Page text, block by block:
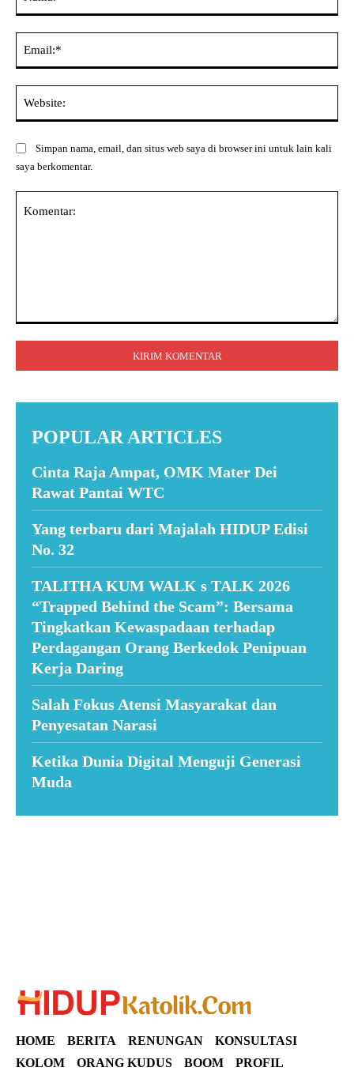
Simpan nama, email, dan situs web saya di browser ini untuk lain kali
saya berkomentar.
POPULAR ARTICLES
Cinta Raja Ampat, OMK Mater Dei
Rawat Pantai WTC
Yang terbaru dari Majalah HIDUP Edisi
No. 32
TALITHA KUM WALK s TALK 2026
“Trapped Behind the Scam”: Bersama
Tingkatkan Kewaspadaan terhadap
Perdagangan Orang Berkedok Penipuan
Kerja Daring
Salah Fokus Atensi Masyarakat dan
Penyesatan Narasi
Ketika Dunia Digital Menguji Generasi
Muda
HOME BERITA RENUNGAN
KONSULTASI
KOLOM
ORANG KUDUS BOOM
PROFIL